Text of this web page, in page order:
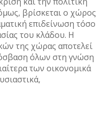
βρίσκεται ο χώρος
επιδείνωση τόσο
του κλάδου. Η
της χώρας αποτελεί
όλων στη γνώση
των οικονομικά